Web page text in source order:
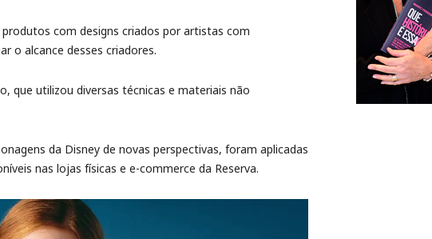
com designs criados por artistas com
o alcance desses criadores.
que utilizou diversas técnicas e materiais não
da Disney de novas perspectivas, foram aplicadas
nas lojas físicas e e-commerce da Reserva.